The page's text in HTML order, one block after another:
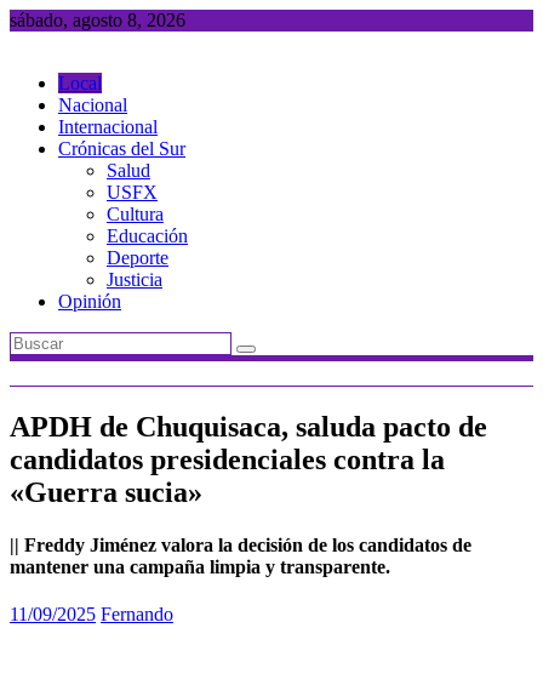
Saltar
sábado, agosto 8, 2026
Local
Nacional
Internacional
Crónicas del Sur
Salud
USFX
Cultura
Educación
Deporte
Justicia
Opinión
APDH de Chuquisaca, saluda pacto de
candidatos presidenciales contra la
«Guerra sucia»
|| Freddy Jiménez valora la decisión de los candidatos de
mantener una campaña limpia y transparente.
11/09/2025 Fernando